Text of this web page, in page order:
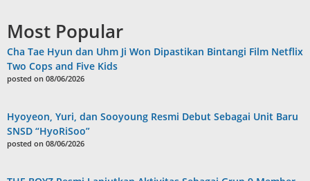
Most Popular
Cha Tae Hyun dan Uhm Ji Won Dipastikan Bintangi Film Netflix
Two Cops and Five Kids
posted on 08/06/2026
Hyoyeon, Yuri, dan Sooyoung Resmi Debut Sebagai Unit Baru
SNSD “HyoRiSoo”
posted on 08/06/2026